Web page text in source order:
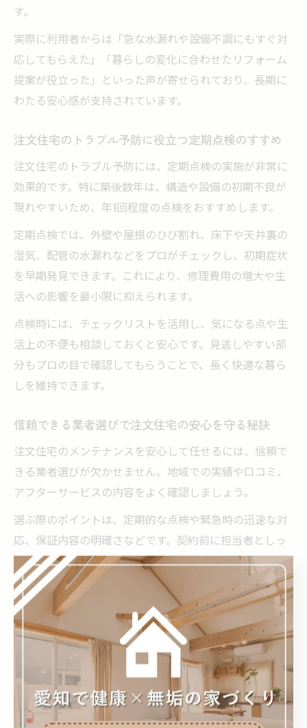
す。
実際に利用者からは「急な水漏れや設備不調にもすぐ対
応してもらえた」「暮らしの変化に合わせたリフォーム
提案が役立った」といった声が寄せられており、長期に
わたる安心感が支持されています。
注文住宅のトラブル予防に役立つ定期点検のすすめ
注文住宅のトラブル予防には、定期点検の実施が非常に
効果的です。特に築後数年は、構造や設備の初期不良が
現れやすいため、年1回程度の点検をおすすめします。
定期点検では、外壁や屋根のひび割れ、床下や天井裏の
湿気、配管の水漏れなどをプロがチェックし、初期症状
を早期発見できます。これにより、修理費用の増大や生
活への影響を最小限に抑えられます。
点検時には、チェックリストを活用し、気になる点や生
活上の不便も相談しておくと安心です。見逃しやすい部
分もプロの目で確認してもらうことで、長く快適な暮ら
しを維持できます。
信頼できる業者選びで注文住宅の安心を守る秘訣
注文住宅のメンテナンスを安心して任せるには、信頼で
きる業者選びが欠かせません。地域での実績や口コミ、
アフターサービスの内容をよく確認しましょう。
選ぶ際のポイントは、定期的な点検や緊急時の迅速な対
応、保証内容の明確さなどです。契約前に担当者としっ
かり話し合い、質問や要望に誠実に応じてくれるかが判
断材料となります。
また、地元密着型の工務店は、長期的な付き合いを前提
にしているため、トラブル時にも親身なサポートが受け
られます。将来のリフォームや住み替えを見据えた相談
ができる業者を選ぶのも安心につながります。